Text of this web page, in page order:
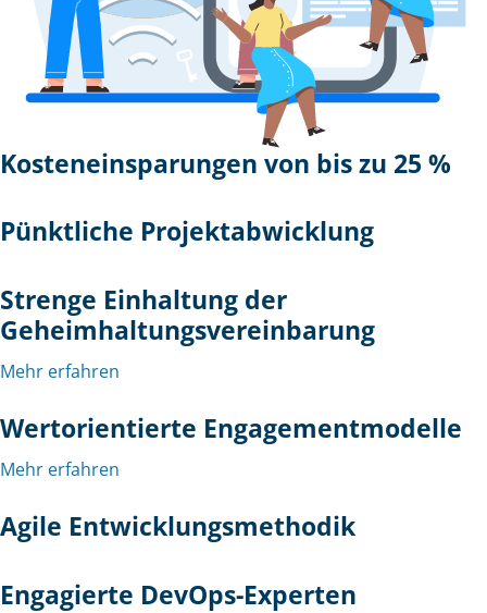
Kosteneinsparungen von bis zu 25 %
Pünktliche Projektabwicklung
Strenge Einhaltung der
Geheimhaltungsvereinbarung
Mehr erfahren
Wertorientierte Engagementmodelle
Mehr erfahren
Agile Entwicklungsmethodik
Engagierte DevOps-Experten